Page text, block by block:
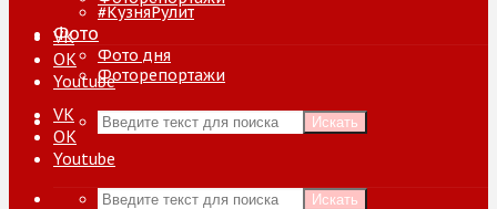
VK
ОК
Youtube
Искать
#КузняРулит
Фото
Фото дня
Фоторепортажи
VK
ОК
Youtube
Искать